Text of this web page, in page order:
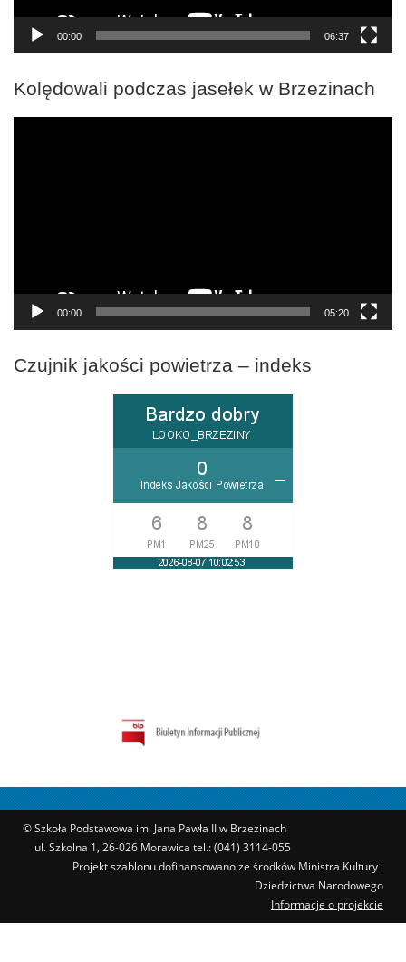
00:00 06:37
Kolędowali podczas jasełek w Brzezinach
00:00 05:20
Czujnik jakości powietrza – indeks
© Szkoła Podstawowa im. Jana Pawła II w Brzezinach
ul. Szkolna 1, 26-026 Morawica tel.: (041) 3114-055
Projekt szablonu dofinansowano ze środków Ministra Kultury i
Dziedzictwa Narodowego
Informacje o projekcie